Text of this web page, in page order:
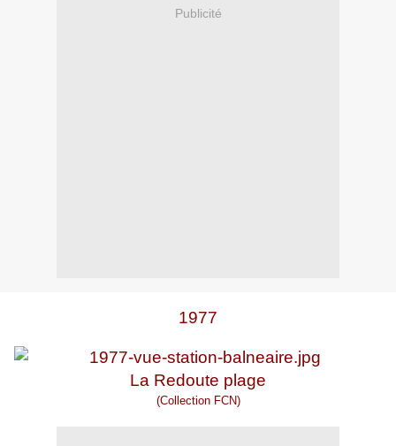
Publicité
1977
La Redoute plage
(Collection FCN)